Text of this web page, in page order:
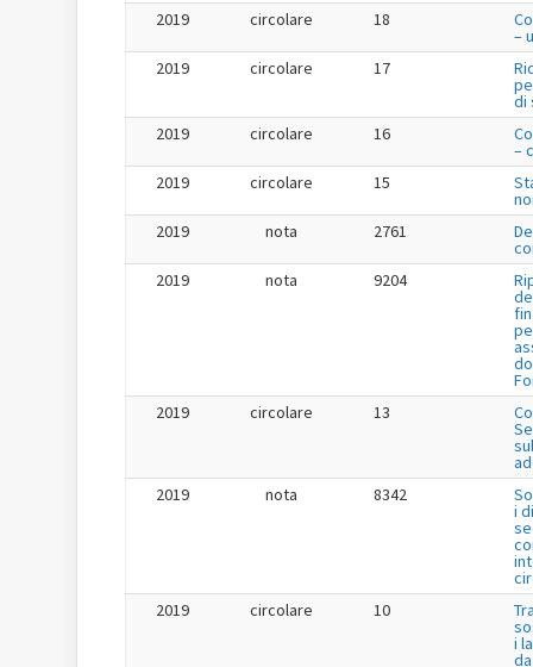
2019
circolare 18
–
2019
circolare 17
di
2019
circolare 16
–
2019
circolare 15
2019
nota 2761
2019
nota 9204
2019
circolare 13
2019
nota 8342
i
2019
circolare 10
i